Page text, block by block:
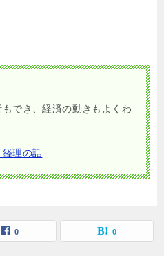
でき、経済の動きもよくわ
理の話
0 0